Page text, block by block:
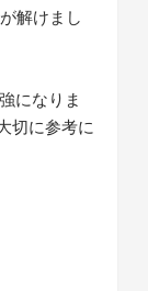
解けまし
になりま
切に参考に